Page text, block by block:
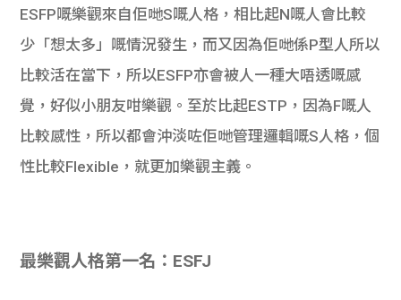
ESFP嘅樂觀來自佢哋S嘅人格，相比起N嘅人會比較
少「想太多」嘅情況發生，而又因為佢哋係P型人所以
比較活在當下，所以ESFP亦會被人一種大唔透嘅感
覺，好似小朋友咁樂觀。至於比起ESTP，因為F嘅人
比較感性，所以都會沖淡咗佢哋管理邏輯嘅S人格，個
性比較Flexible，就更加樂觀主義。
最樂觀人格第一名：ESFJ